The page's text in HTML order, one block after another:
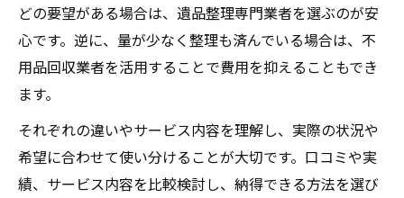
どの要望がある場合は、遺品整理専門業者を選ぶのが安
心です。逆に、量が少なく整理も済んでいる場合は、不
用品回収業者を活用することで費用を抑えることもでき
ます。
それぞれの違いやサービス内容を理解し、実際の状況や
希望に合わせて使い分けることが大切です。口コミや実
績、サービス内容を比較検討し、納得できる方法を選び